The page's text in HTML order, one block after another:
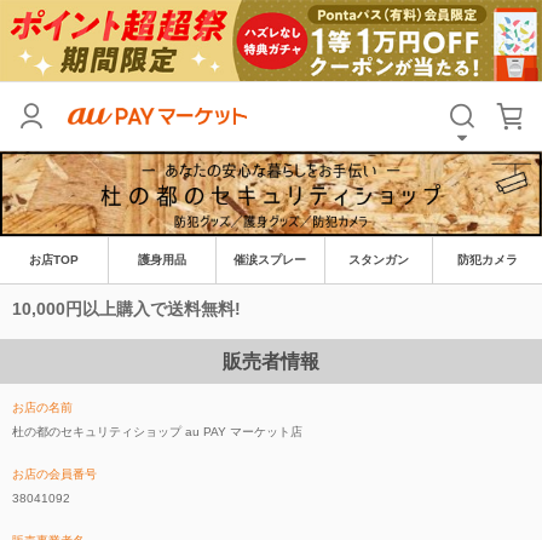
お店TOP 護身用品 催涙スプレー スタンガン 防犯カメラ
10,000円以上購入で送料無料!
販売者情報
お店の名前
杜の都のセキュリティショップ au PAY マーケット店
お店の会員番号
38041092